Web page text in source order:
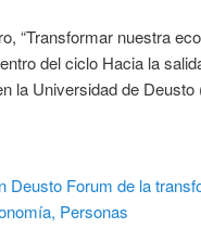
“Transformar nuestra
del ciclo Hacia la
la Universidad de